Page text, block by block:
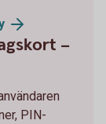
–
PIN-